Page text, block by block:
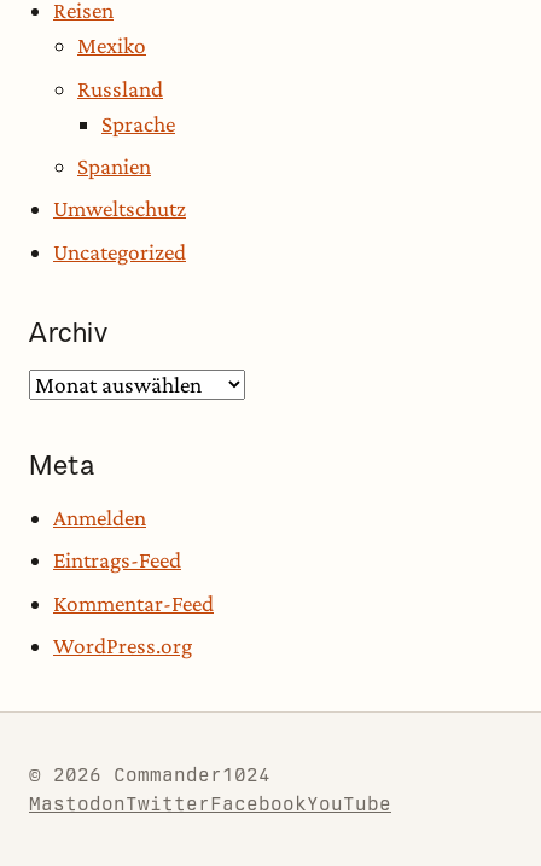
Reisen
Mexiko
Russland
Sprache
Spanien
Umweltschutz
Uncategorized
Archiv
Archiv
Meta
Anmelden
Eintrags-Feed
Kommentar-Feed
WordPress.org
© 2026 Commander1024
MastodonTwitterFacebookYouTube